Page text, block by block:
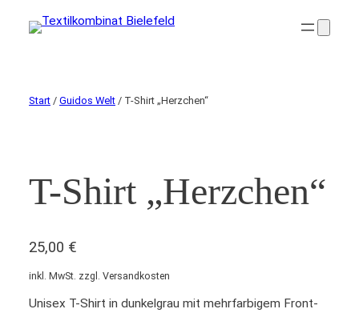
Start / Guidos Welt / T-Shirt „Herzchen“
T-Shirt „Herzchen“
25,00 €
inkl. MwSt. zzgl. Versandkosten
Unisex T-Shirt in dunkelgrau mit mehrfarbigem Front-